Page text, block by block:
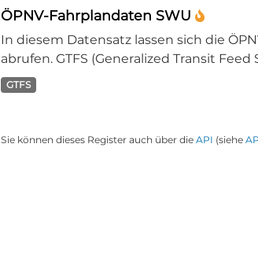
ÖPNV-Fahrplandaten SWU
In diesem Datensatz lassen sich die
abrufen. GTFS (Generalized Transit
GTFS
Sie können dieses Register auch über die API (siehe